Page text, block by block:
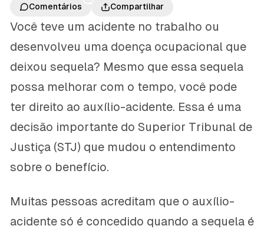
Comentários
Compartilhar
Você teve um acidente no trabalho ou
desenvolveu uma doença ocupacional que
deixou sequela? Mesmo que essa sequela
possa melhorar com o tempo, você pode
ter direito ao auxílio-acidente. Essa é uma
decisão importante do Superior Tribunal de
Justiça (STJ) que mudou o entendimento
sobre o benefício.
Muitas pessoas acreditam que o auxílio-
acidente só é concedido quando a sequela é